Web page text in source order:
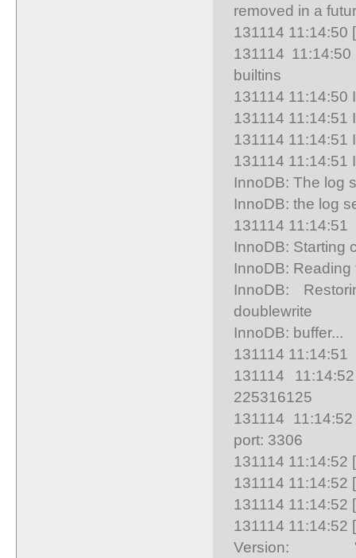
removed in a
131114 11:14:50
131114
builtins
131114 11:14:50
131114 11:14:51
131114 11:14:51
131114 11:14:51
InnoDB: The log
InnoDB: the log
131114
InnoDB: Starting
InnoDB:
InnoDB:
doublewrite
InnoDB: buffer...
131114 11:14:51
131114
225316125
131114
port: 3306
131114
131114 11:14:52
131114 11:14:52
131114 11:14:52
Version: